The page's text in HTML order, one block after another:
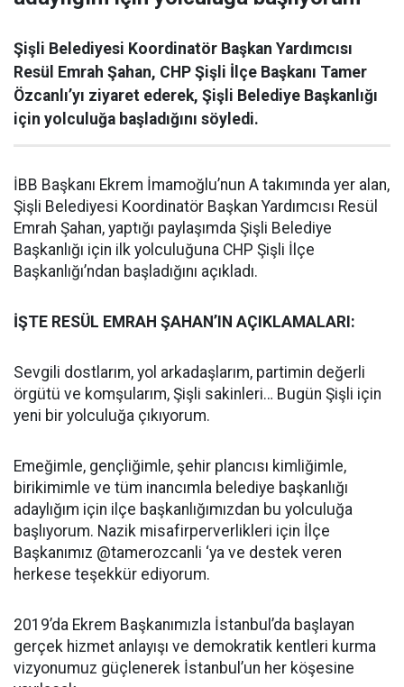
Şişli Belediyesi Koordinatör Başkan Yardımcısı
Resül Emrah Şahan, CHP Şişli İlçe Başkanı Tamer
Özcanlı’yı ziyaret ederek, Şişli Belediye Başkanlığı
için yolculuğa başladığını söyledi.
İBB Başkanı Ekrem İmamoğlu’nun A takımında yer alan,
Şişli Belediyesi Koordinatör Başkan Yardımcısı Resül
Emrah Şahan, yaptığı paylaşımda Şişli Belediye
Başkanlığı için ilk yolculuğuna CHP Şişli İlçe
Başkanlığı’ndan başladığını açıkladı.
İŞTE RESÜL EMRAH ŞAHAN’IN AÇIKLAMALARI:
Sevgili dostlarım, yol arkadaşlarım, partimin değerli
örgütü ve komşularım, Şişli sakinleri… Bugün Şişli için
yeni bir yolculuğa çıkıyorum.
Emeğimle, gençliğimle, şehir plancısı kimliğimle,
birikimimle ve tüm inancımla belediye başkanlığı
adaylığım için ilçe başkanlığımızdan bu yolculuğa
başlıyorum. Nazik misafirperverlikleri için İlçe
Başkanımız @tamerozcanli ‘ya ve destek veren
herkese teşekkür ediyorum.
2019’da Ekrem Başkanımızla İstanbul’da başlayan
gerçek hizmet anlayışı ve demokratik kentleri kurma
vizyonumuz güçlenerek İstanbul’un her köşesine